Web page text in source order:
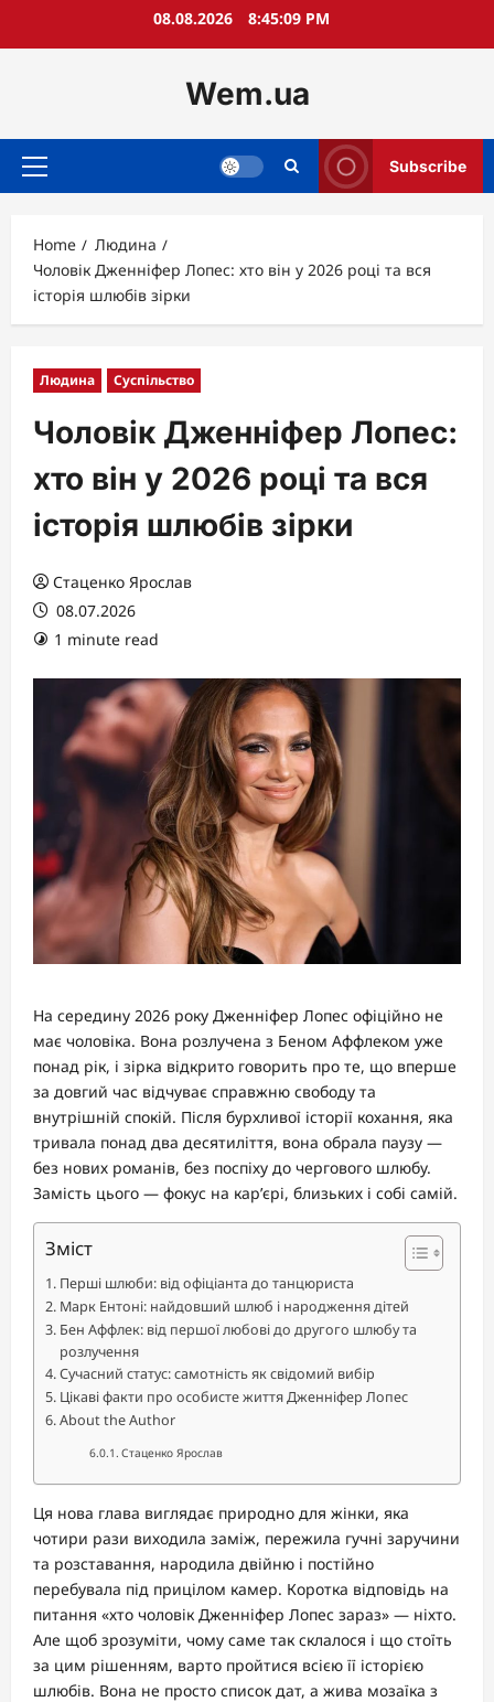
08.08.2026 8:45:11 PM
Wem.ua
Primary
Subscribe
Home
Людина
Чоловік Дженніфер Лопес: хто він у 2026 році та вся
історія шлюбів зірки
Людина Суспільство
Чоловік Дженніфер Лопес:
хто він у 2026 році та вся
історія шлюбів зірки
Стаценко Ярослав
08.07.2026
1 minute read
На середину 2026 року Дженніфер Лопес офіційно не
має чоловіка. Вона розлучена з Беном Аффлеком уже
понад рік, і зірка відкрито говорить про те, що вперше
за довгий час відчуває справжню свободу та
внутрішній спокій. Після бурхливої історії кохання, яка
тривала понад два десятиліття, вона обрала паузу —
без нових романів, без поспіху до чергового шлюбу.
Замість цього — фокус на кар’єрі, близьких і собі самій.
Зміст
Перші шлюби: від офіціанта до танцюриста
Марк Ентоні: найдовший шлюб і народження дітей
Бен Аффлек: від першої любові до другого шлюбу та
розлучення
Сучасний статус: самотність як свідомий вибір
Цікаві факти про особисте життя Дженніфер Лопес
About the Author
Стаценко Ярослав
Ця нова глава виглядає природно для жінки, яка
чотири рази виходила заміж, пережила гучні заручини
та розставання, народила двійню і постійно
перебувала під прицілом камер. Коротка відповідь на
питання «хто чоловік Дженніфер Лопес зараз» — ніхто.
Але щоб зрозуміти, чому саме так склалося і що стоїть
за цим рішенням, варто пройтися всією її історією
шлюбів. Вона не просто список дат, а жива мозаїка з